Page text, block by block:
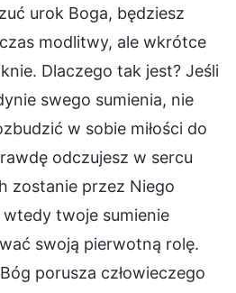
urok Boga, będziesz
modlitwy, ale wkrótce
Dlaczego tak jest? Jeśli
swego sumienia, nie
w sobie miłości do
odczujesz w sercu
zostanie przez Niego
twoje sumienie
swoją pierwotną rolę.
porusza człowieczego